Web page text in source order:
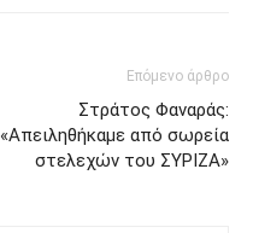
Επόμενο άρθρο
Στράτος Φαναράς:
«Απειληθήκαμε από σωρεία
στελεχών του ΣΥΡΙΖΑ»